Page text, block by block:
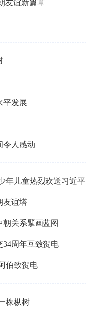
友谊新篇章
平发展
令人感动
年儿童热烈欢送习近平
友谊塔
朝关系擘画蓝图
34周年互致贺电
伯致贺电
株枞树